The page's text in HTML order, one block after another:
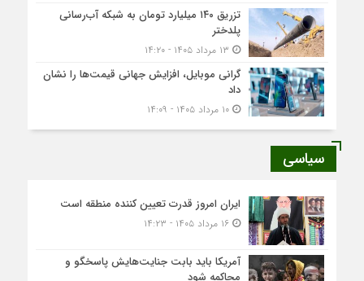
تزریق ۱۴۰ میلیارد تومان به شبکه آب‌رسانی
پلدختر
گرانی موبایل، افزایش جهانی قیمت‌ها را نشان
داد
۱۰ مرداد ۱۴۰۵ - ۱۴:۰۹
سیاسی
ایران امروز قدرت تعیین کننده منطقه است
۱۶ مرداد ۱۴۰۵ - ۱۴:۲۳
آمریکا باید بابت جنایت‌هایش پاسخگو و
محاکمه شود